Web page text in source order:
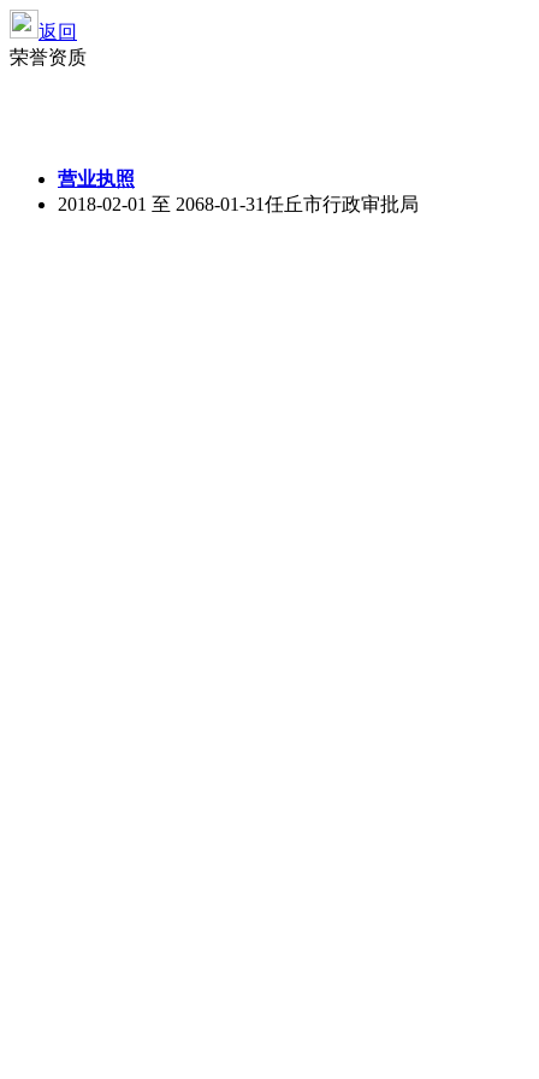
返回
荣誉资质
营业执照
2018-02-01 至 2068-01-31任丘市行政审批局